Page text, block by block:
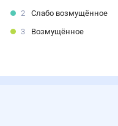
2
Слабо возмущённое
3
Возмущённое